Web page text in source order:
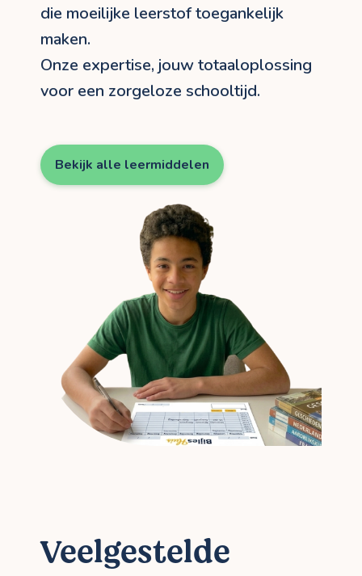
die moeilijke leerstof toegankelijk
maken.
Onze expertise, jouw totaaloplossing
voor een zorgeloze schooltijd.
Bekijk alle leermiddelen
Veelgestelde